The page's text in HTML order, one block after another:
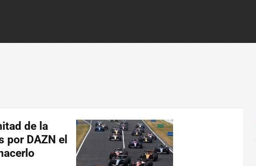
de la
por DAZN el